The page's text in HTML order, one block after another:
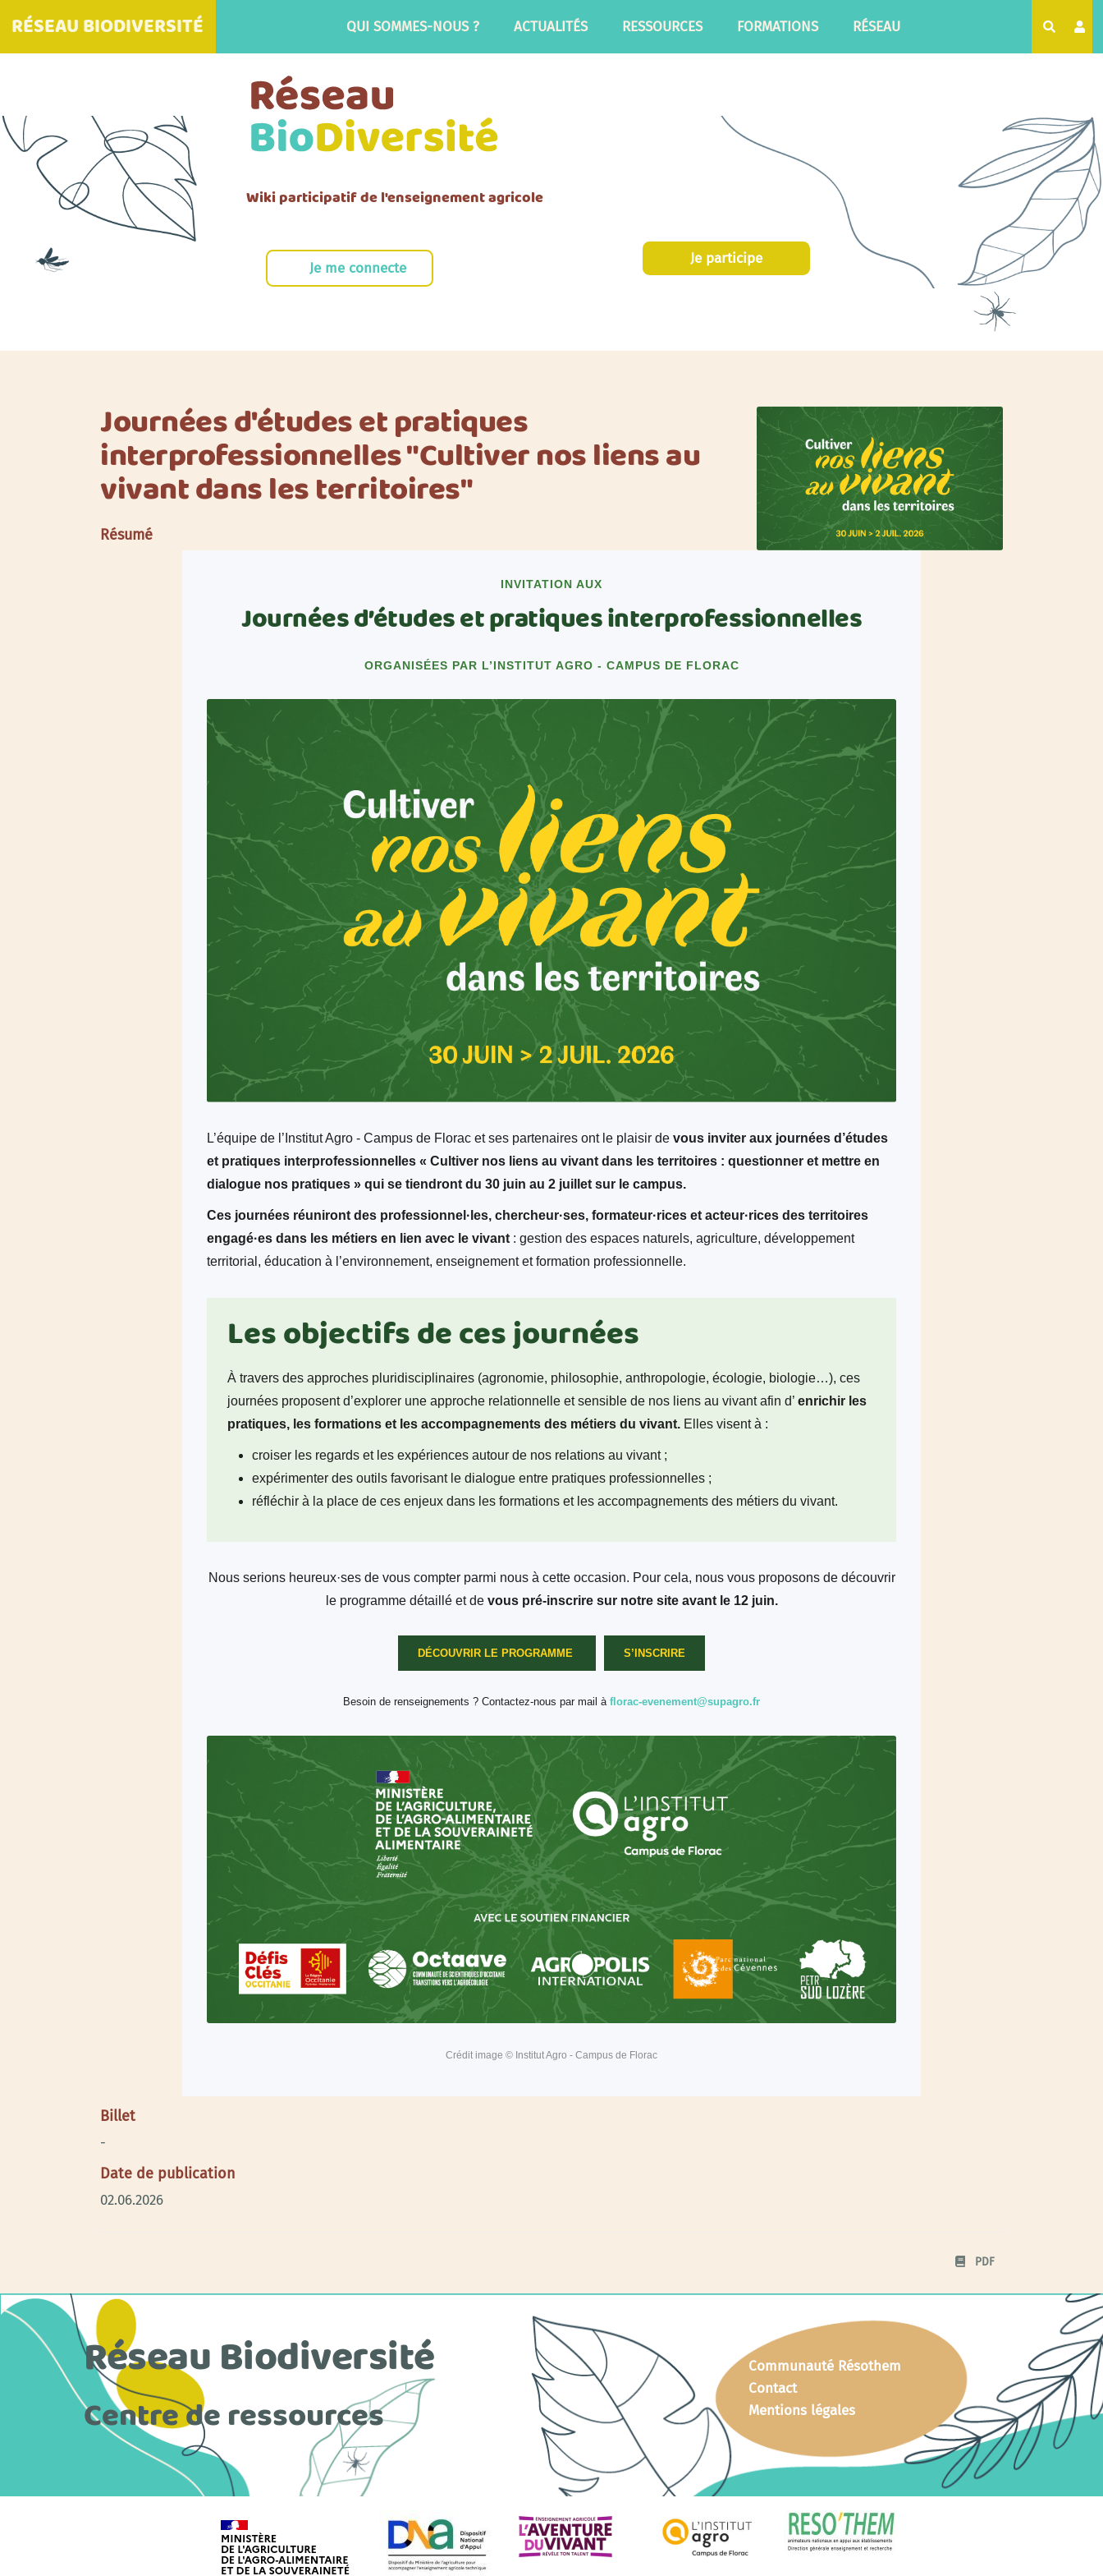
RÉSEAU BIODIVERSITÉ QUI SOMMES-NOUS ? ACTUALITÉS RESSOURCES FORMATIONS RÉSEAU
Wiki participatif de l'enseignement agricole
Je participe
Je me connecte
Journées d'études et pratiques
interprofessionnelles "Cultiver nos liens au
vivant dans les territoires"
Résumé
INVITATION AUX
Journées d’études et pratiques interprofessionnelles
ORGANISÉES PAR L’INSTITUT AGRO - CAMPUS DE FLORAC
L’équipe de l’Institut Agro - Campus de Florac et ses partenaires ont le plaisir de vous inviter aux journées d’études
et pratiques interprofessionnelles « Cultiver nos liens au vivant dans les territoires : questionner et mettre en
dialogue nos pratiques » qui se tiendront du 30 juin au 2 juillet sur le campus.
Ces journées réuniront des professionnel·les, chercheur·ses, formateur·rices et acteur·rices des territoires
engagé·es dans les métiers en lien avec le vivant : gestion des espaces naturels, agriculture, développement
territorial, éducation à l’environnement, enseignement et formation professionnelle.
Les objectifs de ces journées
À travers des approches pluridisciplinaires (agronomie, philosophie, anthropologie, écologie, biologie…), ces
journées proposent d’explorer une approche relationnelle et sensible de nos liens au vivant afin d’ enrichir les
pratiques, les formations et les accompagnements des métiers du vivant. Elles visent à :
croiser les regards et les expériences autour de nos relations au vivant ;
expérimenter des outils favorisant le dialogue entre pratiques professionnelles ;
réfléchir à la place de ces enjeux dans les formations et les accompagnements des métiers du vivant.
Nous serions heureux·ses de vous compter parmi nous à cette occasion. Pour cela, nous vous proposons de découvrir
le programme détaillé et de vous pré-inscrire sur notre site avant le 12 juin.
DÉCOUVRIR LE PROGRAMME S’INSCRIRE
Besoin de renseignements ? Contactez-nous par mail à florac-evenement@supagro.fr
Crédit image © Institut Agro - Campus de Florac
Billet
-
Date de publication
02.06.2026
PDF
Réseau Biodiversité
Centre de ressources
Communauté Résothem
Contact
Mentions légales